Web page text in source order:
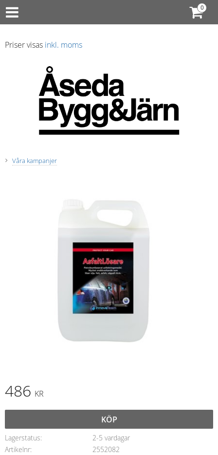
Priser visas inkl. moms
Våra kampanjer
486 KR
KÖP
Lagerstatus
2-5 vardagar
Artikelnr
2552082